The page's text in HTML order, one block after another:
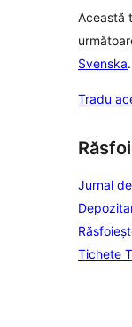
Această
Svenska.
Tradu
Jurnal
Tichete